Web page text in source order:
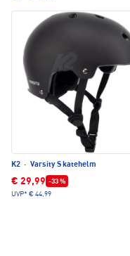
K2 · Varsity Skatehelm
€ 29,99 -33 %
UVP* € 44,99